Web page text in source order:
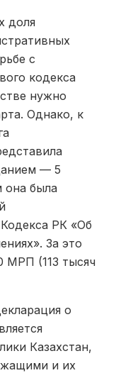
доля
с
кодекса
нужно
Однако, к
— 5
она была
РК «Об
За это
МРП (113 тысяч
о
Казахстан,
и их